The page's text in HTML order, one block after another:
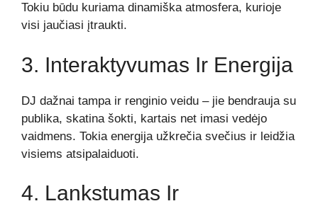
Tokiu būdu kuriama dinamiška atmosfera, kurioje
visi jaučiasi įtraukti.
3. Interaktyvumas Ir Energija
DJ dažnai tampa ir renginio veidu – jie bendrauja su
publika, skatina šokti, kartais net imasi vedėjo
vaidmens. Tokia energija užkrečia svečius ir leidžia
visiems atsipalaiduoti.
4. Lankstumas Ir